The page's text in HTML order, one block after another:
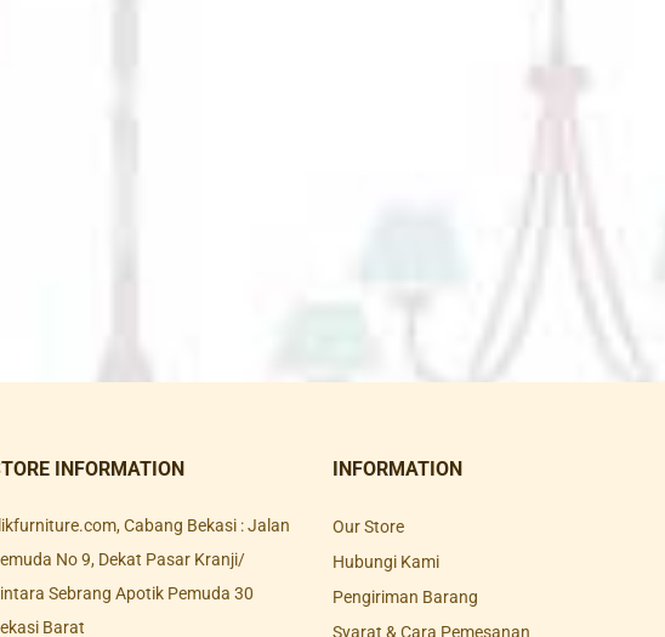
INFORMATION
Cabang Bekasi : Jalan
No 9, Dekat Pasar Kranji/
Sebrang Apotik Pemuda 30
Barat
INFORMATION
Our Store
Hubungi Kami
Pengiriman Barang
Syarat & Cara Pemesanan